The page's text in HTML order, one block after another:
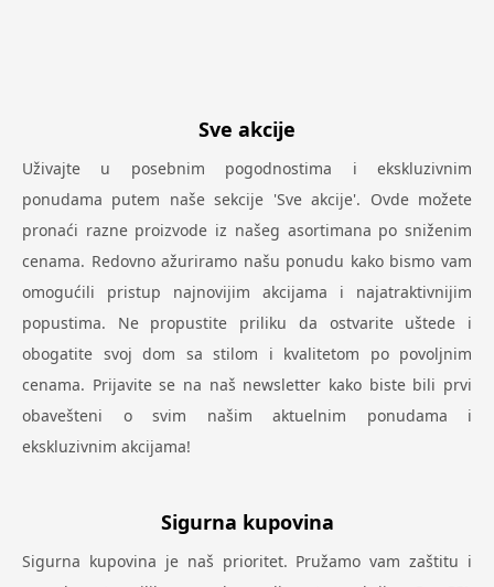
Sve akcije
Uživajte u posebnim pogodnostima i ekskluzivnim
ponudama putem naše sekcije 'Sve akcije'. Ovde možete
pronaći razne proizvode iz našeg asortimana po sniženim
cenama. Redovno ažuriramo našu ponudu kako bismo vam
omogućili pristup najnovijim akcijama i najatraktivnijim
popustima. Ne propustite priliku da ostvarite uštede i
obogatite svoj dom sa stilom i kvalitetom po povoljnim
cenama. Prijavite se na naš newsletter kako biste bili prvi
obavešteni o svim našim aktuelnim ponudama i
ekskluzivnim akcijama!
Sigurna kupovina
Sigurna kupovina je naš prioritet. Pružamo vam zaštitu i